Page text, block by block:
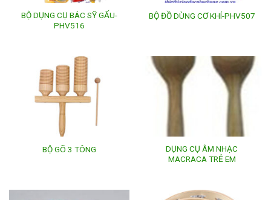
BỘ DỤNG CỤ BÁC SỸ GẤU-
PHV516
BỘ ĐỒ DÙNG CƠ KHÍ-PHV507
BỘ GÕ 3 TÔNG
DỤNG CỤ ÂM NHẠC
MACRACA TRẺ EM